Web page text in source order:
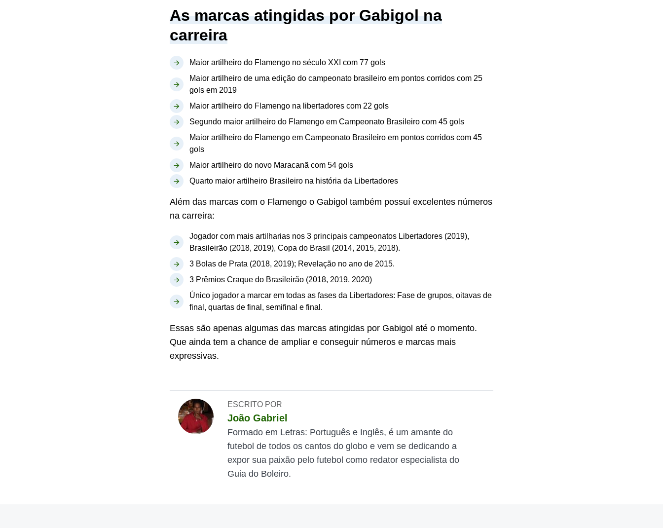
As marcas atingidas por Gabigol na
carreira
Maior artilheiro do Flamengo no século XXI com 77 gols
Maior artilheiro de uma edição do campeonato brasileiro em pontos corridos com 25
gols em 2019
Maior artilheiro do Flamengo na libertadores com 22 gols
Segundo maior artilheiro do Flamengo em Campeonato Brasileiro com 45 gols
Maior artilheiro do Flamengo em Campeonato Brasileiro em pontos corridos com 45
gols
Maior artilheiro do novo Maracanã com 54 gols
Quarto maior artilheiro Brasileiro na história da Libertadores
Além das marcas com o Flamengo o Gabigol também possuí excelentes números
na carreira:
Jogador com mais artilharias nos 3 principais campeonatos Libertadores (2019),
Brasileirão (2018, 2019), Copa do Brasil (2014, 2015, 2018).
3 Bolas de Prata (2018, 2019); Revelação no ano de 2015.
3 Prêmios Craque do Brasileirão (2018, 2019, 2020)
Único jogador a marcar em todas as fases da Libertadores: Fase de grupos, oitavas de
final, quartas de final, semifinal e final.
Essas são apenas algumas das marcas atingidas por Gabigol até o momento.
Que ainda tem a chance de ampliar e conseguir números e marcas mais
expressivas.
ESCRITO POR
João Gabriel
Formado em Letras: Português e Inglês, é um amante do
futebol de todos os cantos do globo e vem se dedicando a
expor sua paixão pelo futebol como redator especialista do
Guia do Boleiro.